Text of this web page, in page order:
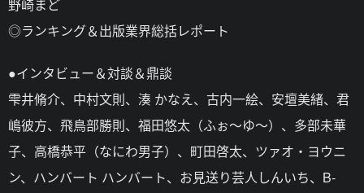
野崎まど
◎ランキング＆出版業界総括レポート
●インタビュー＆対談＆鼎談
雫井脩介、中村文則、湊 かなえ、古内一絵、安壇美緒、君
嶋彼方、飛鳥部勝則、福田悠太（ふぉ～ゆ～）、多部未華
子、高橋恭平（なにわ男子）、町田啓太、ツァオ・ヨウニ
ン、ハンバート ハンバート、お見送り芸人しんいち、B-